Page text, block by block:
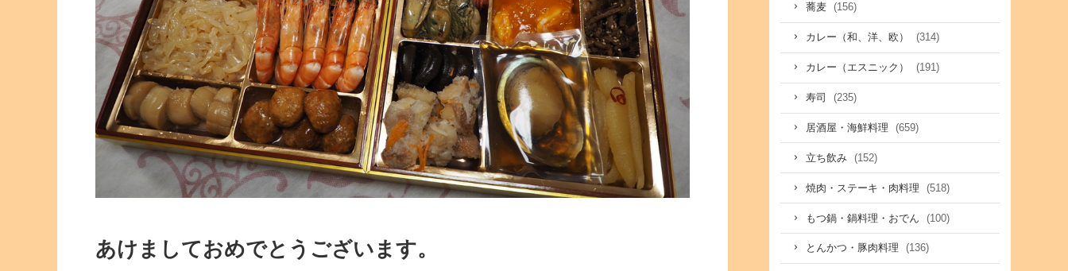
あけましておめでとうございます。
蕎麦 (156)
カレー（和、洋、欧） (314)
カレー（エスニック） (191)
寿司 (235)
居酒屋・海鮮料理 (659)
立ち飲み (152)
焼肉・ステーキ・肉料理 (518)
もつ鍋・鍋料理・おでん (100)
とんかつ・豚肉料理 (136)